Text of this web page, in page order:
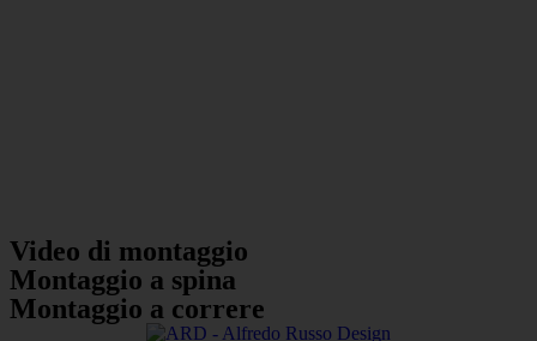
Video di montaggio
Montaggio a spina
Montaggio a correre